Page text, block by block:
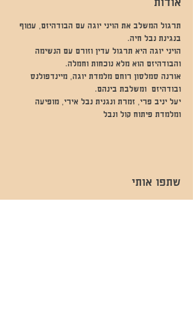
אודות
תרגול המשלב את הויני יוגה עם הבודהיזם, עטוף
בנגינת נבל חיה.
הויני יוגה היא תרגול עדין וזורם עם הנשימה
והבודהיזם הוא מלא נוכחות וחמלה.
אורנה סמלסון רוחם מלמדת יוגה, מיינדפולנס
ובודהיזם  ומשלבת בינהם.
יעל יניב פרי, זמרת ונגנית נבל אירי, מופיעה
ומלמדת פיתוח קול ונבל
שתפו אותי